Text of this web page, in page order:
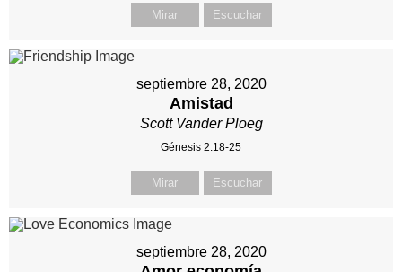
Mirar Escuchar
septiembre 28, 2020
Amistad
Scott Vander Ploeg
Génesis 2:18-25
Mirar Escuchar
septiembre 28, 2020